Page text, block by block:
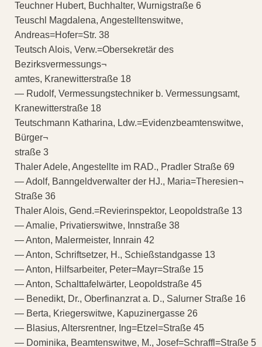
Teuchner Hubert, Buchhalter, Wurnigstraße 6
Teuschl Magdalena, Angestelltenswitwe,
Andreas=Hofer=Str. 38
Teutsch Alois, Verw.=Obersekretär des
Bezirksvermessungs¬
amtes, Kranewitterstraße 18
— Rudolf, Vermessungstechniker b. Vermessungsamt,
Kranewitterstraße 18
Teutschmann Katharina, Ldw.=Evidenzbeamtenswitwe,
Bürger¬
straße 3
Thaler Adele, Angestellte im RAD., Pradler Straße 69
— Adolf, Banngeldverwalter der HJ., Maria=Theresien¬
Straße 36
Thaler Alois, Gend.=Revierinspektor, Leopoldstraße 13
— Amalie, Privatierswitwe, Innstraße 38
— Anton, Malermeister, Innrain 42
— Anton, Schriftsetzer, H., Schießstandgasse 13
— Anton, Hilfsarbeiter, Peter=Mayr=Straße 15
— Anton, Schalttafelwärter, Leopoldstraße 45
— Benedikt, Dr., Oberfinanzrat a. D., Salurner Straße 16
— Berta, Kriegerswitwe, Kapuzinergasse 26
— Blasius, Altersrentner, Ing=Etzel=Straße 45
— Dominika, Beamtenswitwe, M., Josef=Schraffl=Straße 5